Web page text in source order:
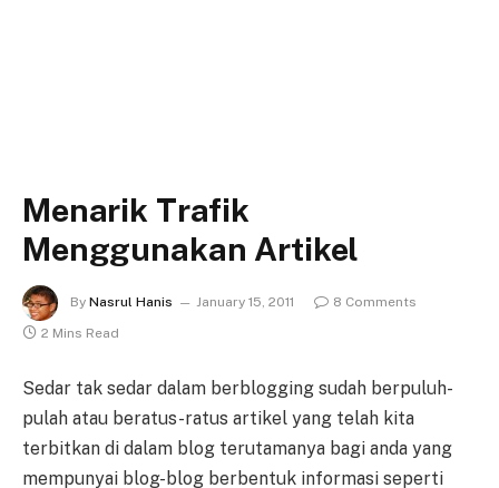
Menarik Trafik
Menggunakan Artikel
By Nasrul Hanis January 15, 2011
8 Comments
2 Mins Read
Sedar tak sedar dalam berblogging sudah berpuluh-
pulah atau beratus-ratus artikel yang telah kita
terbitkan di dalam blog terutamanya bagi anda yang
mempunyai blog-blog berbentuk informasi seperti